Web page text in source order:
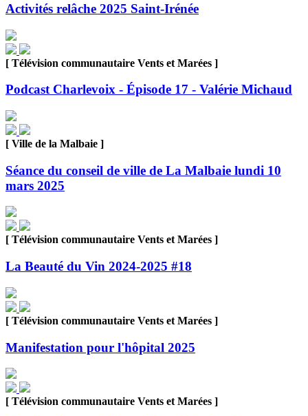
Activités relâche 2025 Saint-Irénée
[ Télévision communautaire Vents et Marées ]
Podcast Charlevoix - Épisode 17 - Valérie Michaud
[ Ville de la Malbaie ]
Séance du conseil de ville de La Malbaie lundi 10
mars 2025
[ Télévision communautaire Vents et Marées ]
La Beauté du Vin 2024-2025 #18
[ Télévision communautaire Vents et Marées ]
Manifestation pour l'hôpital 2025
[ Télévision communautaire Vents et Marées ]